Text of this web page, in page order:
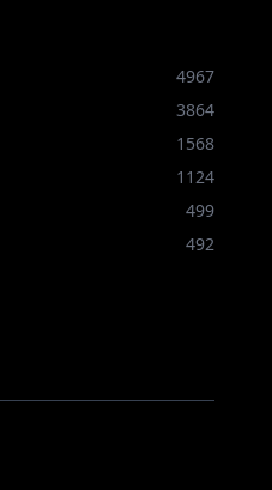
4967
3864
1568
1124
499
492